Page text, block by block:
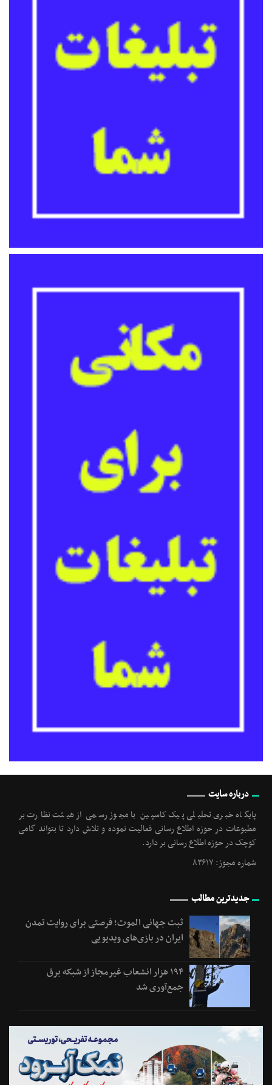
درباره سایت
پایگاه خبری تحلیلی پیک کاسپین با مجوز رسمی از هیئت نظارت بر
مطبوعات در حوزه اطلاع رسانی فعالیت نموده و تلاش دارد تا بتواند گامی
کوچک در حوزه اطلاع رسانی بر دارد.
شماره مجوز: ۸۳۶۱۷
جدیدترین مطالب
ثبت جهانی الموت؛ فرصتی برای روایت تمدن
ایران در بازی‌های ویدیویی
۱۹۴ هزار انشعاب غیرمجاز از شبکه برق
جمع‌آوری شد